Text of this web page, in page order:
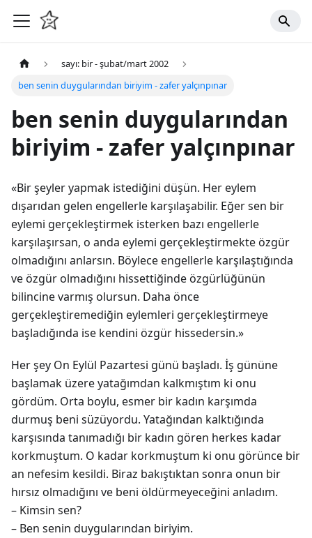
sayı: bir - şubat/mart 2002
ben senin duygularından biriyim - zafer yalçınpınar
ben senin duygularından
biriyim - zafer yalçınpınar
«Bir şeyler yapmak istediğini düşün. Her eylem
dışarıdan gelen engellerle karşılaşabilir. Eğer sen bir
eylemi gerçekleştirmek isterken bazı engellerle
karşılaşırsan, o anda eylemi gerçekleştirmekte özgür
olmadığını anlarsın. Böylece engellerle karşılaştığında
ve özgür olmadığını hissettiğinde özgürlüğünün
bilincine varmış olursun. Daha önce
gerçekleştiremediğin eylemleri gerçekleştirmeye
başladığında ise kendini özgür hissedersin.»
Her şey On Eylül Pazartesi günü başladı. İş gününe
başlamak üzere yatağımdan kalkmıştım ki onu
gördüm. Orta boylu, esmer bir kadın karşımda
durmuş beni süzüyordu. Yatağından kalktığında
karşısında tanımadığı bir kadın gören herkes kadar
korkmuştum. O kadar korkmuştum ki onu görünce bir
an nefesim kesildi. Biraz bakıştıktan sonra onun bir
hırsız olmadığını ve beni öldürmeyeceğini anladım.
– Kimsin sen?
– Ben senin duygularından biriyim.